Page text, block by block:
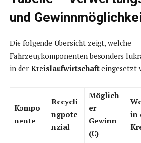
und
Die folgende Übersicht zeigt, welche
Fahrzeugkomponenten besonders
in der Kreislaufwirtschaft eingesetzt
Kompo
nente
Recycli
ngpote
nzial
Möglich
er
Gewinn
(€)
in